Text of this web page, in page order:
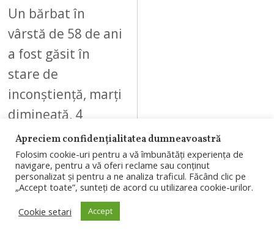
Un bărbat în
vârstă de 58 de ani
a fost găsit în
stare de
inconștiență, marți
dimineață, 4
august 2026, pe
strada…
Apreciem confidențialitatea dumneavoastră
Folosim cookie-uri pentru a vă îmbunătăți experiența de
navigare, pentru a vă oferi reclame sau conținut
personalizat și pentru a ne analiza traficul. Făcând clic pe
„Accept toate”, sunteți de acord cu utilizarea cookie-urilor.
Cookie setari
Accept